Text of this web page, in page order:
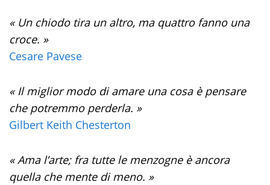
« Un chiodo tira un altro, ma quattro fanno una
croce. »
Cesare Pavese
« Il miglior modo di amare una cosa è pensare
che potremmo perderla. »
Gilbert Keith Chesterton
« Ama l’arte; fra tutte le menzogne è ancora
quella che mente di meno. »